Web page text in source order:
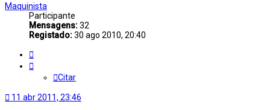
Maquinista
Participante
Mensagens:32
Registado:30 ago 2010, 20:40
Citar
11 abr 2011, 23:46